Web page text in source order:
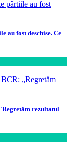
au fost deschise. Ce
rezultatul